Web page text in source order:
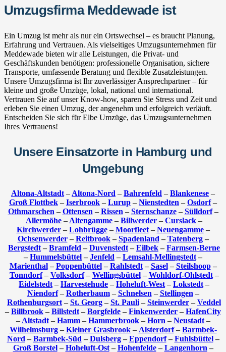
Umzugsfirma Meddewade ist
Ein Umzug ist mehr als nur ein Ortswechsel – es braucht Planung,
Erfahrung und Vertrauen. Als vielseitiges Umzugsunternehmen für
Meddewade bieten wir alle Leistungen, die Privat- und
Geschäftskunden benötigen: professionelle Organisation, sichere
Transporte, umfassende Beratung und flexible Zusatzleistungen.
Unsere Umzugsfirma ist Ihr zuverlässiger Ansprechpartner – für
kleine und große Umzüge, lokal, national und international.
Vertrauen Sie auf unser Know-how, sparen Sie Stress und Zeit und
erleben Sie einen Umzug, der angenehm und erfolgreich verläuft.
Entscheiden Sie sich für Elbe Umzüge, das Umzugsunternehmen
Ihres Vertrauens!
Unsere Einsatzorte in Hamburg und
Umgebung
Altona-Altstadt – Altona-Nord – Bahrenfeld – Blankenese –
Groß Flottbek – Iserbrook – Lurup – Nienstedten – Osdorf–
Othmarschen – Ottensen – Rissen – Sternschanze– Sülldorf–
Allermöhe – Altengamme – Billwerder – Curslack –
Kirchwerder– Lohbrügge– Moorfleet– Neuengamme–
Ochsenwerder– Reitbrook– Spadenland – Tatenberg–
Bergstedt – Bramfeld – Duvenstedt – Eilbek – Farmsen-Berne
– Hummelsbüttel – Jenfeld – Lemsahl-Mellingstedt –
Marienthal– Poppenbüttel– Rahlstedt– Sasel– Steilshoop–
Tonndorf– Volksdorf– Wellingsbüttel– Wohldorf-Ohlstedt–
Eidelstedt – Harvestehude – Hoheluft-West – Lokstedt –
Niendorf– Rotherbaum– Schnelsen – Stellingen –
Rothenburgsort – St. Georg – St. Pauli – Steinwerder – Veddel
– Billbrook – Billstedt – Borgfelde – Finkenwerder – HafenCity
– Altstadt– Hamm– Hammerbrook– Horn – Neustadt–
Wilhelmsburg– Kleiner Grasbrook– Alsterdorf– Barmbek-
Nord – Barmbek-Süd – Dulsberg– Eppendorf– Fuhlsbüttel–
Groß Borstel– Hoheluft-Ost– Hohenfelde– Langenhorn –